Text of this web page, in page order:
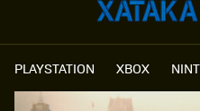
PLAYSTATION XBOX